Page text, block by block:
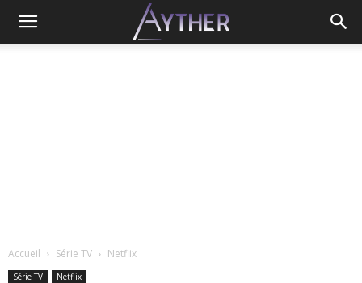
Accueil Série TV Netflix
Série TV Netflix